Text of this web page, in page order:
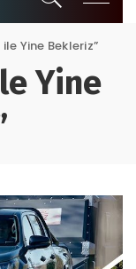
ile Yine Bekleriz”
Yine